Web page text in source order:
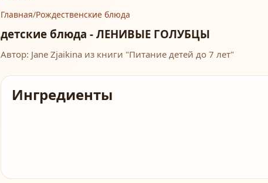
Главная/Рождественские блюда
детские блюда - ЛЕНИВЫЕ ГОЛУБЦЫ
Автор: Jane Zjaikina из книги "Питание детей до 7 лет"
Ингредиенты